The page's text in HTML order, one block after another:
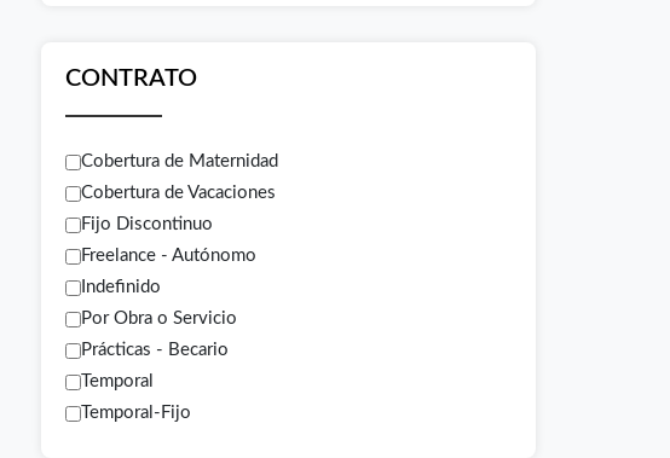
CONTRATO
Cobertura de Maternidad
Cobertura de Vacaciones
Fijo Discontinuo
Freelance - Autónomo
Indefinido
Por Obra o Servicio
Prácticas - Becario
Temporal
Temporal-Fijo